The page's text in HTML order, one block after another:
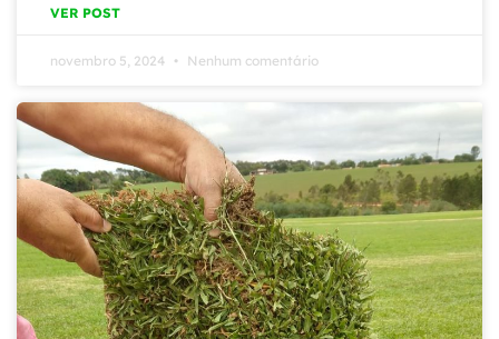
VER POST
novembro 5, 2024 Nenhum comentário